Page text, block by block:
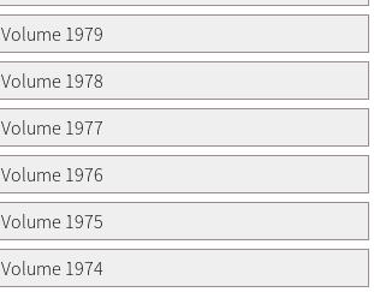
Volume 1979
Volume 1978
Volume 1977
Volume 1976
Volume 1975
Volume 1974